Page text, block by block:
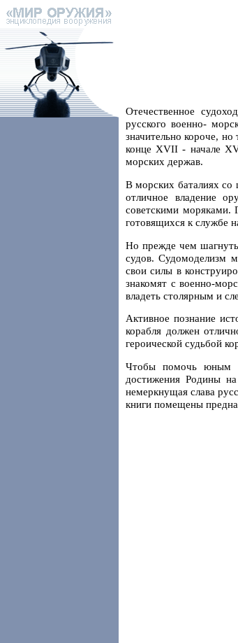
Отечественное
русского военно-
значительно короче,
конце XVII - начале
морских держав.
В морских баталиях со
отличное владение
советскими моряками.
готовящихся к службе
Но прежде чем шагнуть
судов. Судомоделизм
свои силы в
знакомят с военно-
владеть столярным и
Активное познание
корабля должен
героической судьбой
Чтобы помочь юным
достижения Родины
немеркнущая слава
книги помещены